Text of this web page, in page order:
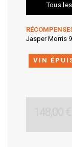
Tous
Jasper Morris
VIN